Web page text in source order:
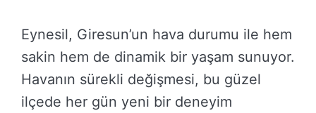
Eynesil, Giresun’un hava durumu ile hem
sakin hem de dinamik bir yaşam sunuyor.
Havanın sürekli değişmesi, bu güzel
ilçede her gün yeni bir deneyim